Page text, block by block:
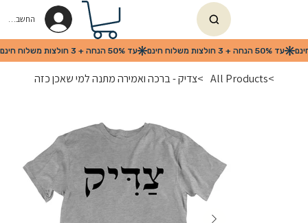
החשבון שלי
>
All Products
>צדיק - ברכה ואמירה מתנה למי שאכן כזה